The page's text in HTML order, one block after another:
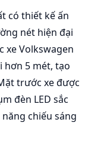
có thiết kế ấn
nét hiện đại
xe Volkswagen
hơn 5 mét, tạo
trước xe được
đèn LED sắc
chiếu sáng